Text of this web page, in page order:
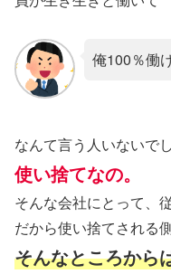
俺100％働
なんて言う人いないで
使い捨てなの。
そんな会社にとって、
だから使い捨てされる
そんなところから